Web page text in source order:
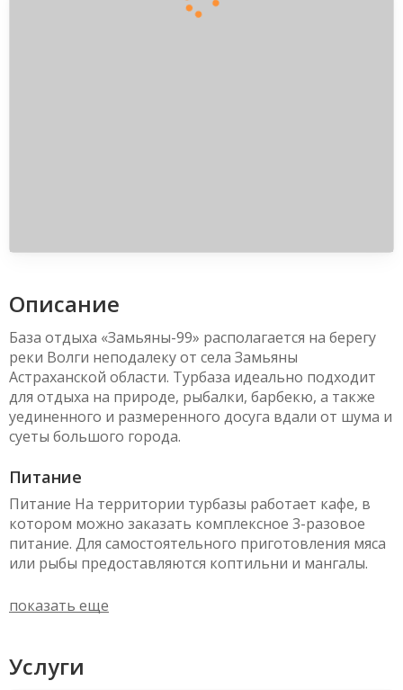
Описание
База отдыха «Замьяны-99» располагается на берегу
реки Волги неподалеку от села Замьяны
Астраханской области. Турбаза идеально подходит
для отдыха на природе, рыбалки, барбекю, а также
уединенного и размеренного досуга вдали от шума и
суеты большого города.
Питание
Питание На территории турбазы работает кафе, в
котором можно заказать комплексное 3-разовое
питание. Для самостоятельного приготовления мяса
или рыбы предоставляются коптильни и мангалы.
показать еще
Услуги